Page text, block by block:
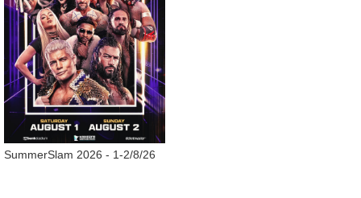
SummerSlam 2026 - 1-2/8/26